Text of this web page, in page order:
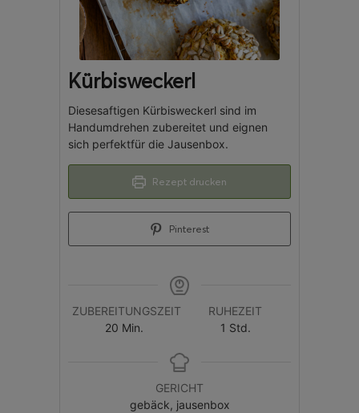
Kürbisweckerl
Diesesaftigen Kürbisweckerl sind im
Handumdrehen zubereitet und eignen
sich perfektfür die Jausenbox.
Rezept drucken
Pinterest
ZUBEREITUNGSZEIT
20 Min.
RUHEZEIT
1 Std.
GERICHT
gebäck, jausenbox